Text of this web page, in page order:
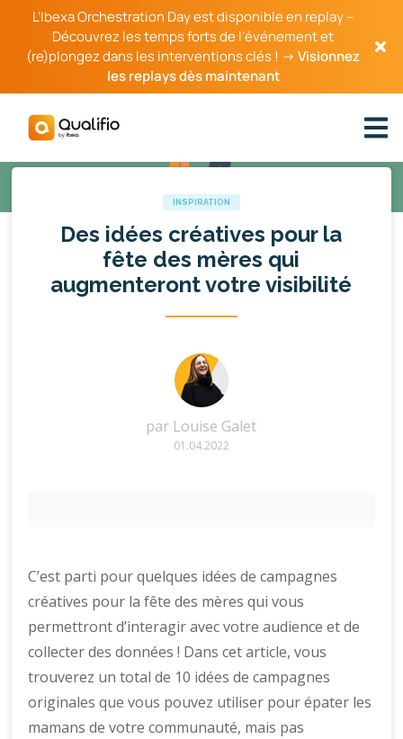
L’Ibexa Orchestration Day est disponible en replay –
Découvrez les temps forts de l’événement et
(re)plongez dans les interventions clés ! →Visionnez
les replays dès maintenant
INSPIRATION
Des idées créatives pour la
fête des mères qui
augmenteront votre visibilité
par Louise Galet
01.04.2022
C’est parti pour quelques idées de campagnes
créatives pour la fête des mères qui vous
permettront d’interagir avec votre audience et de
collecter des données ! Dans cet article, vous
trouverez un total de 10 idées de campagnes
originales que vous pouvez utiliser pour épater les
mamans de votre communauté, mais pas